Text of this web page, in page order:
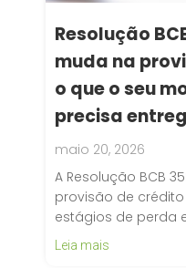
Resolução
muda na
o que o seu
precisa
maio 20, 2026
A Resolução BCB
provisão de crédito
estágios de perda
Leia mais